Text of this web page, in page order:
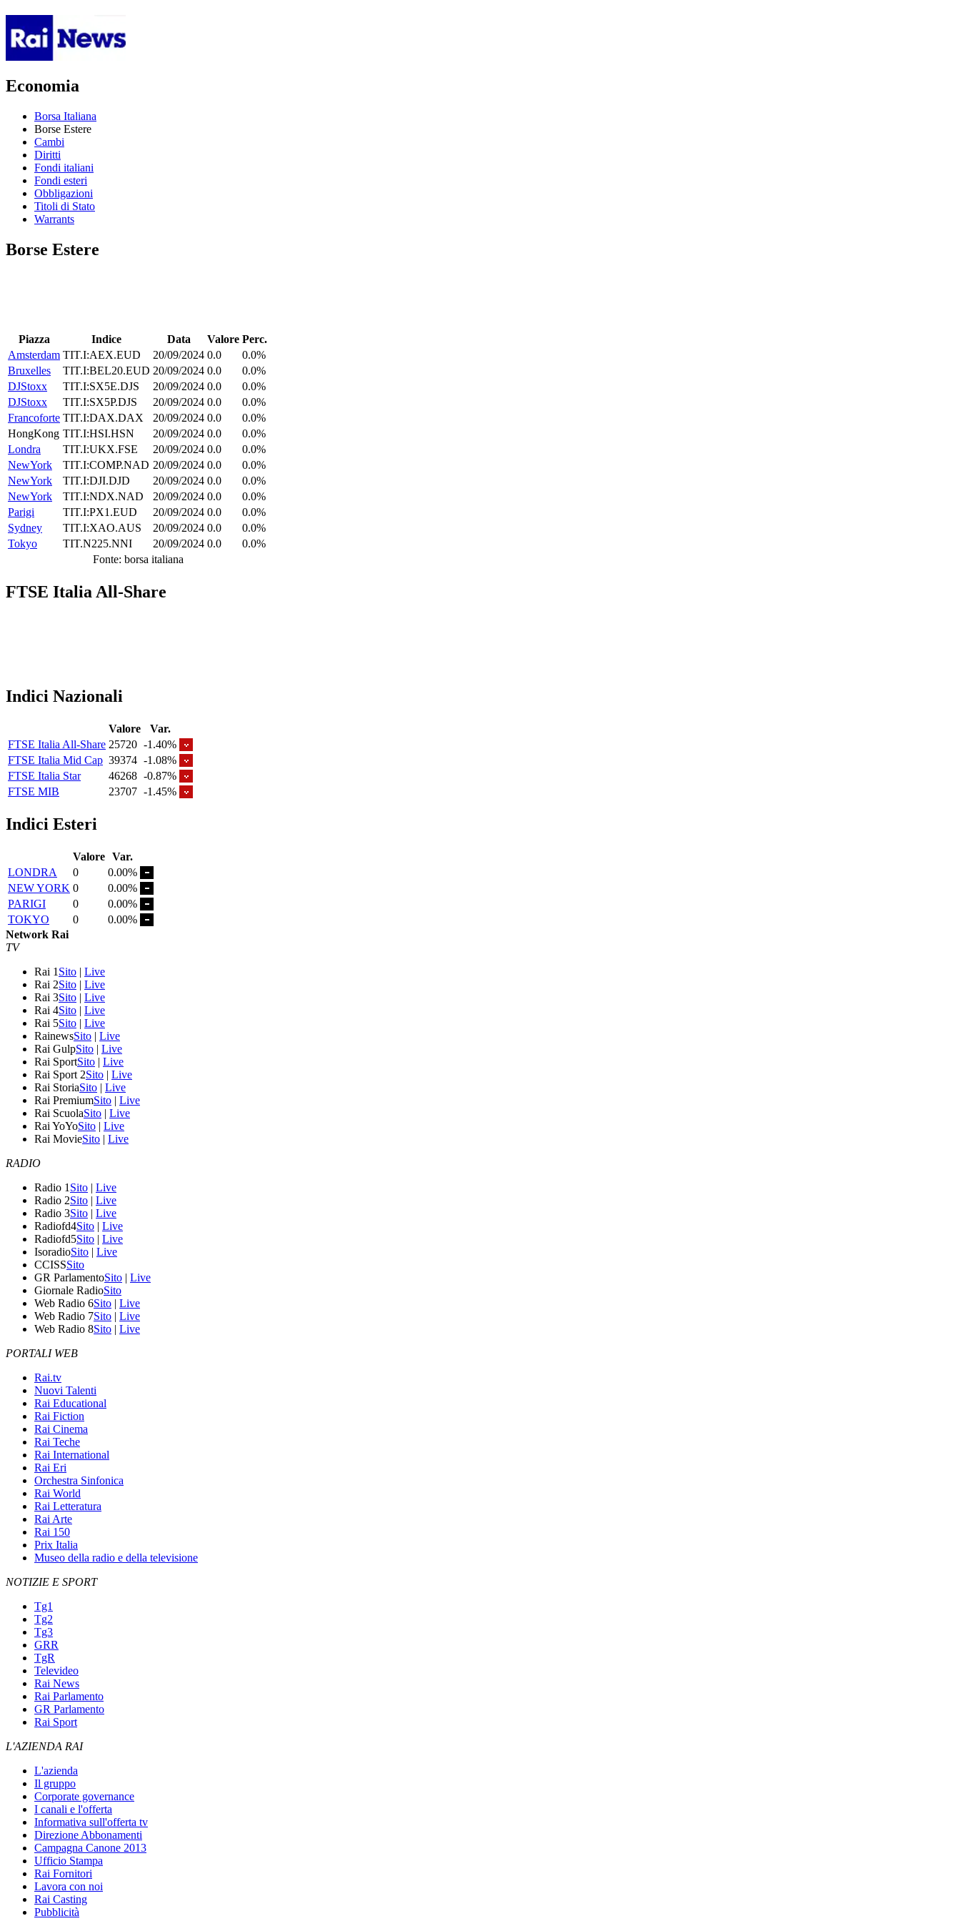
Economia
Borsa Italiana
Borse Estere
Cambi
Diritti
Fondi italiani
Fondi esteri
Obbligazioni
Titoli di Stato
Warrants
Borse Estere
Piazza Indice Data Valore Perc.
Amsterdam TIT.I:AEX.EUD 20/09/2024 0.0
0.0%
Bruxelles
TIT.I:BEL20.EUD 20/09/2024 0.0
0.0%
DJStoxx
TIT.I:SX5E.DJS 20/09/2024 0.0
0.0%
DJStoxx
TIT.I:SX5P.DJS 20/09/2024 0.0
0.0%
Francoforte TIT.I:DAX.DAX 20/09/2024 0.0
0.0%
HongKong TIT.I:HSI.HSN 20/09/2024 0.0
0.0%
Londra
TIT.I:UKX.FSE 20/09/2024 0.0
0.0%
NewYork
TIT.I:COMP.NAD 20/09/2024 0.0
0.0%
NewYork
TIT.I:DJI.DJD 20/09/2024 0.0
0.0%
NewYork
TIT.I:NDX.NAD 20/09/2024 0.0
0.0%
Parigi
TIT.I:PX1.EUD 20/09/2024 0.0
0.0%
Sydney
TIT.I:XAO.AUS 20/09/2024 0.0
0.0%
Tokyo
TIT.N225.NNI 20/09/2024 0.0
0.0%
Fonte: borsa italiana
FTSE Italia All-Share
Indici Nazionali
Valore
Var.
FTSE Italia All-Share 25720 -1.40%
FTSE Italia Mid Cap 39374 -1.08%
FTSE Italia Star
46268 -0.87%
FTSE MIB
23707 -1.45%
Indici Esteri
Valore Var.
LONDRA
0
0.00%
NEW YORK 0
0.00%
PARIGI
0
0.00%
TOKYO
0
0.00%
Network Rai
TV
Rai 1 Sito | Live
Rai 2Sito | Live
Rai 3Sito | Live
Rai 4Sito | Live
Rai 5Sito | Live
RainewsSito | Live
Rai GulpSito | Live
Rai SportSito | Live
Rai Sport 2Sito | Live
Rai StoriaSito | Live
Rai PremiumSito | Live
Rai ScuolaSito | Live
Rai YoYoSito | Live
Rai MovieSito | Live
RADIO
Radio 1 Sito | Live
Radio 2Sito | Live
Radio 3Sito | Live
Radiofd4Sito | Live
Radiofd5Sito | Live
IsoradioSito | Live
CCISSSito
GR ParlamentoSito | Live
Giornale RadioSito
Web Radio 6Sito | Live
Web Radio 7Sito | Live
Web Radio 8Sito | Live
PORTALI WEB
Rai.tv
Nuovi Talenti
Rai Educational
Rai Fiction
Rai Cinema
Rai Teche
Rai International
Rai Eri
Orchestra Sinfonica
Rai World
Rai Letteratura
Rai Arte
Rai 150
Prix Italia
Museo della radio e della televisione
NOTIZIE E SPORT
Tg1
Tg2
Tg3
GRR
TgR
Televideo
Rai News
Rai Parlamento
GR Parlamento
Rai Sport
L'AZIENDA RAI
L'azienda
Il gruppo
Corporate governance
I canali e l'offerta
Informativa sull'offerta tv
Direzione Abbonamenti
Campagna Canone 2013
Ufficio Stampa
Rai Fornitori
Lavora con noi
Rai Casting
Pubblicità